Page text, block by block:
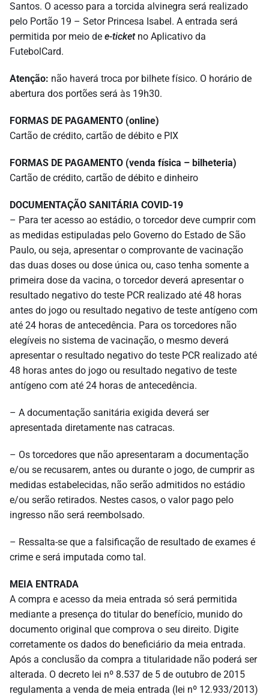
Santos. O acesso para a torcida alvinegra será realizado
pelo Portão 19 – Setor Princesa Isabel. A entrada será
permitida por meio de e-ticketno Aplicativo da
FutebolCard.
Atenção: não haverá troca por bilhete físico. O horário de
abertura dos portões será às 19h30.
FORMAS DE PAGAMENTO (online)
Cartão de crédito, cartão de débito e PIX
FORMAS DE PAGAMENTO (venda física – bilheteria)
Cartão de crédito, cartão de débito e dinheiro
DOCUMENTAÇÃO SANITÁRIA COVID-19
– Para ter acesso ao estádio, o torcedor deve cumprir com
as medidas estipuladas pelo Governo do Estado de São
Paulo, ou seja, apresentar o comprovante de vacinação
das duas doses ou dose única ou, caso tenha somente a
primeira dose da vacina, o torcedor deverá apresentar o
resultado negativo do teste PCR realizado até 48 horas
antes do jogo ou resultado negativo de teste antígeno com
até 24 horas de antecedência. Para os torcedores não
elegíveis no sistema de vacinação, o mesmo deverá
apresentar o resultado negativo do teste PCR realizado até
48 horas antes do jogo ou resultado negativo de teste
antígeno com até 24 horas de antecedência.
– A documentação sanitária exigida deverá ser
apresentada diretamente nas catracas.
– Os torcedores que não apresentaram a documentação
e/ou se recusarem, antes ou durante o jogo, de cumprir as
medidas estabelecidas, não serão admitidos no estádio
e/ou serão retirados. Nestes casos, o valor pago pelo
ingresso não será reembolsado.
– Ressalta-se que a falsificação de resultado de exames é
crime e será imputada como tal.
MEIA ENTRADA
A compra e acesso da meia entrada só será permitida
mediante a presença do titular do benefício, munido do
documento original que comprova o seu direito. Digite
corretamente os dados do beneficiário da meia entrada.
Após a conclusão da compra a titularidade não poderá ser
alterada. O decreto lei nº 8.537 de 5 de outubro de 2015
regulamenta a venda de meia entrada (lei nº 12.933/2013)